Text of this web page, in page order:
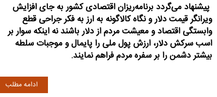
پیشنهاد می‌گردد برنامه‌ریزان اقتصادی کشور به جای افزایش
ویرانگر قیمت دلار و نگاه کالاگونه به ارز به فکر جراحی قطع
وابستگی اقتصاد و معیشت مردم از دلار باشند نه اینکه سوار بر
اسب سرکش دلار، ارزش پول ملی را پایمال و موجبات سلطه
بیشتر دشمن را بر سفره مردم فراهم نمایند.
ادامه مطلب